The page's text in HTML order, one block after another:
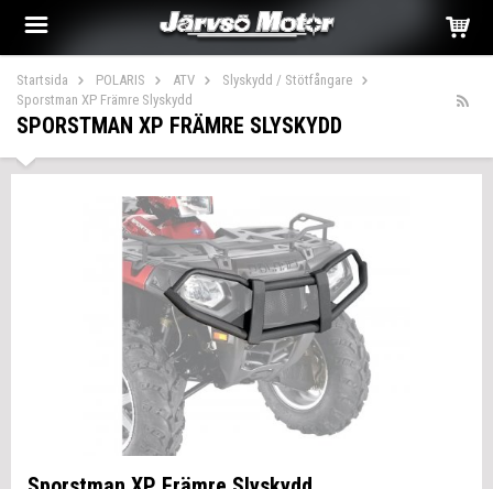
Startsida POLARIS ATV
Slyskydd / Stötfångare
Sporstman XP Främre Slyskydd
SPORSTMAN XP FRÄMRE SLYSKYDD